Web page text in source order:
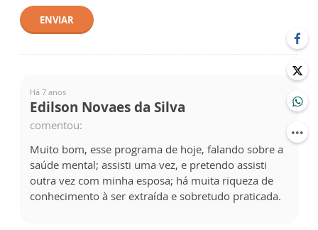
ENVIAR
Há 7 anos
Edilson Novaes da Silva
comentou:
Muito bom, esse programa de hoje, falando sobre a
saúde mental; assisti uma vez, e pretendo assisti
outra vez com minha esposa; há muita riqueza de
conhecimento à ser extraída e sobretudo praticada.